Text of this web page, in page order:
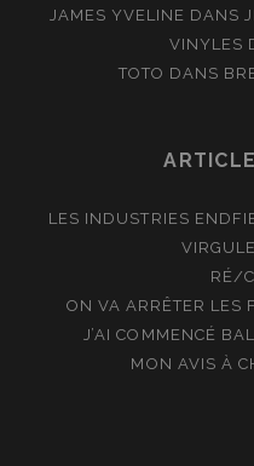
JAMES YVELINE DANS
VINYLES
TOTO DANS
LES INDUSTRIES
RÉ/
ON VA ARRÊTER LES
J’AI COMMENCÉ
MON AVIS À